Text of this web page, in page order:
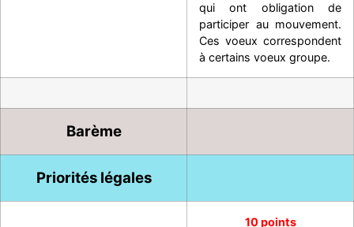
qui ont obligation de
participer au mouvement.
Ces voeux correspondent
à certains voeux groupe.
Barème
Priorités légales
10 points